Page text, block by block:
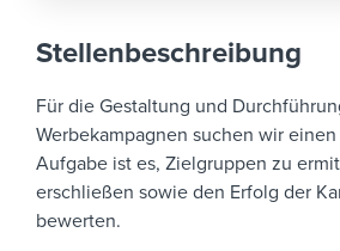
Stellenbeschreibung
Für die Gestaltung und
Werbekampagnen suchen wir
Aufgabe ist es, Zielgruppen zu
erschließen sowie den Erfolg der
bewerten.